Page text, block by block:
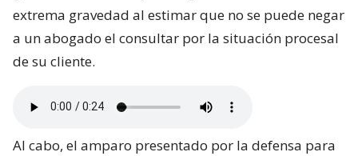
extrema gravedad al estimar que no se puede negar
a un abogado el consultar por la situación procesal
de su cliente.
Al cabo, el amparo presentado por la defensa para